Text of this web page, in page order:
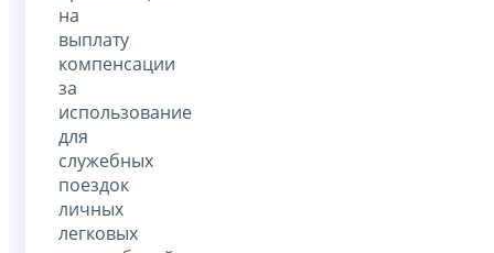
на
выплату
компенсации
за
использование
для
служебных
поездок
личных
легковых